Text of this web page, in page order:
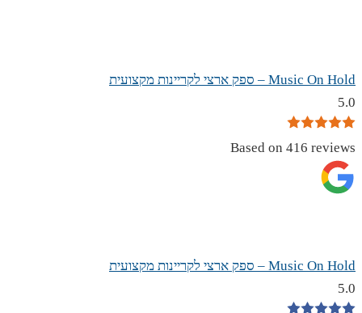
Music On Hold – ספק ארצי לקריינות מקצועית
5.0
Based on 416 reviews
Music On Hold – ספק ארצי לקריינות מקצועית
5.0